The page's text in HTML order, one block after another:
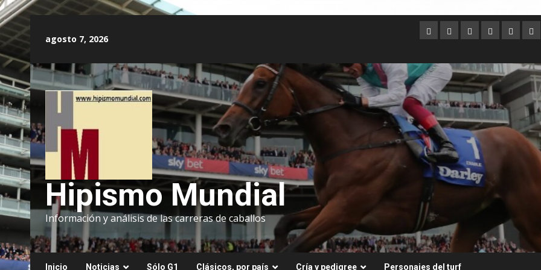
contenido
agosto 7, 2026
Argentina
AustraliaBrasilChileDubai
Hipismo Mundial
Información y análisis de las carreras de caballos
Inicio Noticias Sólo G1 Clásicos, por país Cría y pedigree Personajes del turf